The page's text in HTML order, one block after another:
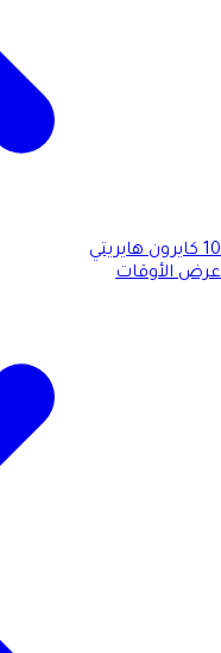
10 كايرون هايريتي
عرض الأوقات